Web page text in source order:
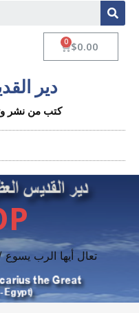
$0.00
دير
كتب من نشر
/ تعال أيها الرب يسوع